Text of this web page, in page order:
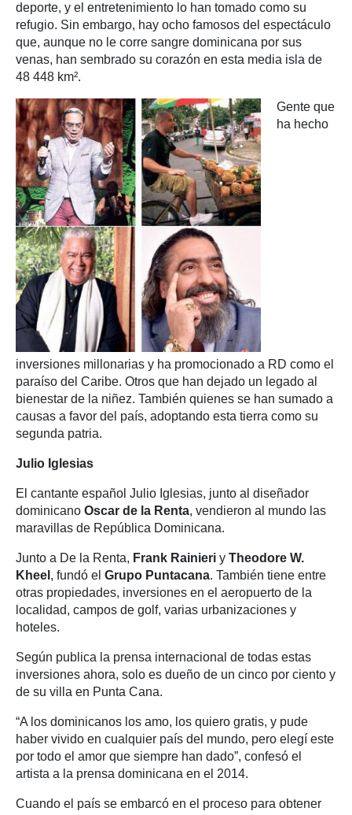
deporte, y el entretenimiento lo han tomado como su
refugio. Sin embargo, hay ocho famosos del espectáculo
que, aunque no le corre sangre dominicana por sus
venas, han sembrado su corazón en esta media isla de
48 448 km².
Gente que
ha hecho
inversiones millonarias y ha promocionado a RD como el
paraíso del Caribe. Otros que han dejado un legado al
bienestar de la niñez. También quienes se han sumado a
causas a favor del país, adoptando esta tierra como su
segunda patria.
Julio Iglesias
El cantante español Julio Iglesias, junto al diseñador
dominicano Oscar de la Renta, vendieron al mundo las
maravillas de República Dominicana.
Junto a De la Renta, Frank Rainieri y Theodore W.
Kheel , fundó el Grupo Puntacana. También tiene entre
otras propiedades, inversiones en el aeropuerto de la
localidad, campos de golf, varias urbanizaciones y
hoteles.
Según publica la prensa internacional de todas estas
inversiones ahora, solo es dueño de un cinco por ciento y
de su villa en Punta Cana.
“A los dominicanos los amo, los quiero gratis, y pude
haber vivido en cualquier país del mundo, pero elegí este
por todo el amor que siempre han dado”, confesó el
artista a la prensa dominicana en el 2014.
Cuando el país se embarcó en el proceso para obtener